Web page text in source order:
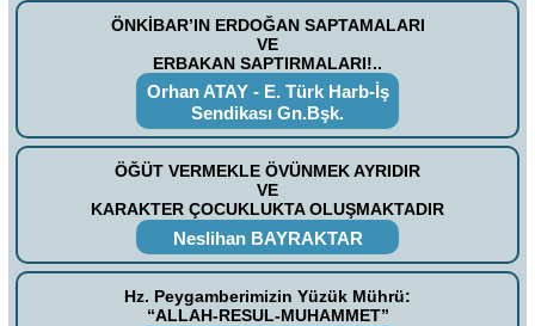
ÖNKİBAR’IN ERDOĞAN SAPTAMALARI
VE
ERBAKAN SAPTIRMALARI!..
Orhan ATAY - E. Türk Harb-İş
Sendikası Gn.Bşk.
ÖĞÜT VERMEKLE ÖVÜNMEK AYRIDIR
VE
KARAKTER ÇOCUKLUKTA OLUŞMAKTADIR
Neslihan BAYRAKTAR
Hz. Peygamberimizin Yüzük Mührü:
“ALLAH-RESUL-MUHAMMET”